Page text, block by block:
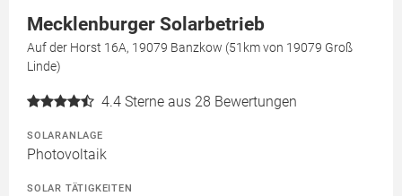
Mecklenburger Solarbetrieb
Auf der Horst 16A, 19079 Banzkow (51km von 19079 Groß
Linde)
4.4 Sterne aus 28 Bewertungen
SOLARANLAGE
Photovoltaik
SOLAR TÄTIGKEITEN